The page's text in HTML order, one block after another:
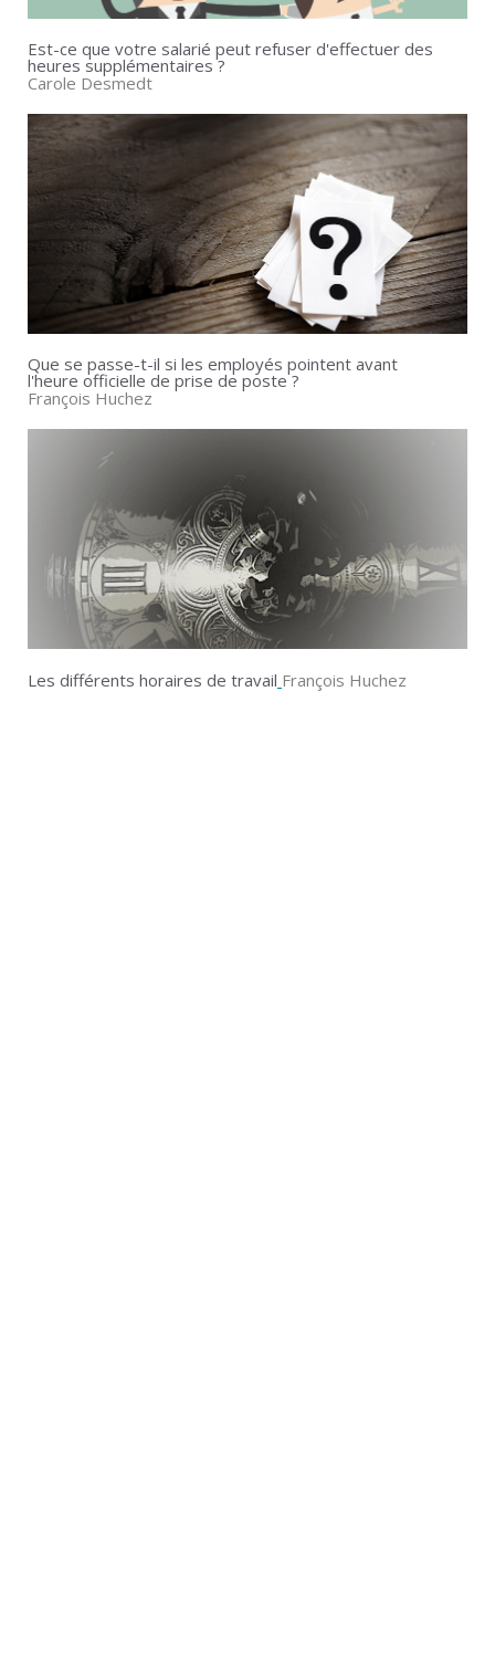
Est-ce que votre salarié peut refuser d'effectuer des
heures supplémentaires ?
Carole Desmedt
Que se passe-t-il si les employés pointent avant
l'heure officielle de prise de poste ?
François Huchez
Les différents horaires de travail François Huchez